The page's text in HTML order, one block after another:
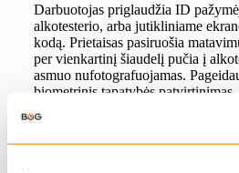
Darbuotojas priglaudžia ID
alkotesterio, arba jutikliniame
kodą. Prietaisas pasiruošia
per vienkartinį šiaudelį pučia į
asmuo nufotografuojamas.
biometrinis tapatybės
nepavyksta, sistema gali nutraukti
pasitikrinti iš naujo.